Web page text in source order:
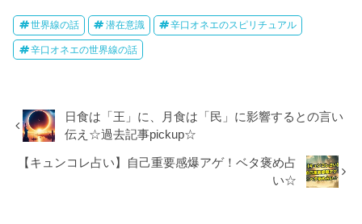
世界線の話 潜在意識 辛口オネエのスピリチュアル
辛口オネエの世界線の話
日食は「王」に、月食は「民」に影響するとの言い
伝え☆過去記事pickup☆
【キュンコレ占い】自己重要感爆アゲ！ベタ褒め占
い☆